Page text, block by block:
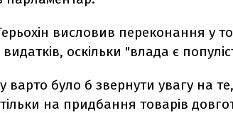
висловив переконання у
оскільки "влада є
варто було б звернути увагу на
на придбання товарів